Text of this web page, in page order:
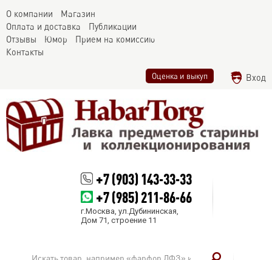
О компании
Магазин
Оплата и доставка
Публикации
Отзывы
Юмор
Прием на комиссию
Контакты
Оценка и выкуп Вход
+7 (903) 143-33-33
+7 (985) 211-86-66
г.Москва, ул.Дубининская,
Дом 71, строение 11